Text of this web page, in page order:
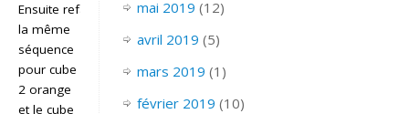
Ensuite refaire
la même
séquence
pour cube
2 orange
et le cube
mai 2019 (12)
avril 2019 (5)
mars 2019 (1)
février 2019 (10)